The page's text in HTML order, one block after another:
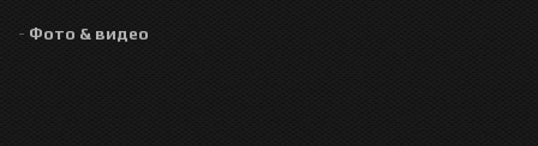
- Фото & видео